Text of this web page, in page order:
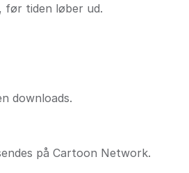
før tiden løber ud.
downloads.
på Cartoon Network.